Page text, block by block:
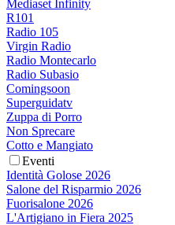
Mediaset Infinity
R101
Radio 105
Virgin Radio
Radio Montecarlo
Radio Subasio
Comingsoon
Superguidatv
Zuppa di Porro
Non Sprecare
Cotto e Mangiato
Eventi
Identità Golose 2026
Salone del Risparmio 2026
Fuorisalone 2026
L'Artigiano in Fiera 2025